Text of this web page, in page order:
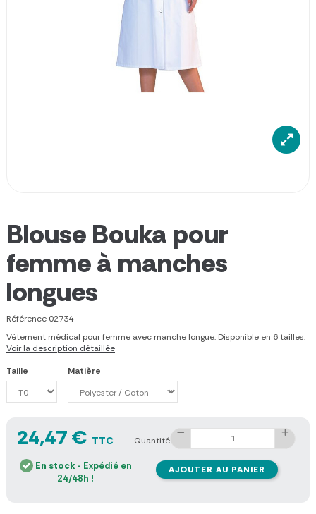
Blouse Bouka pour
femme à manches
longues
Référence 02734
Vêtement médical pour femme avec manche longue. Disponible en 6 tailles.
Voir la description détaillée
Taille
Matière
24,47 € TTC
En stock- Expédié en
24/48h !
Quantité
AJOUTER AU PANIER